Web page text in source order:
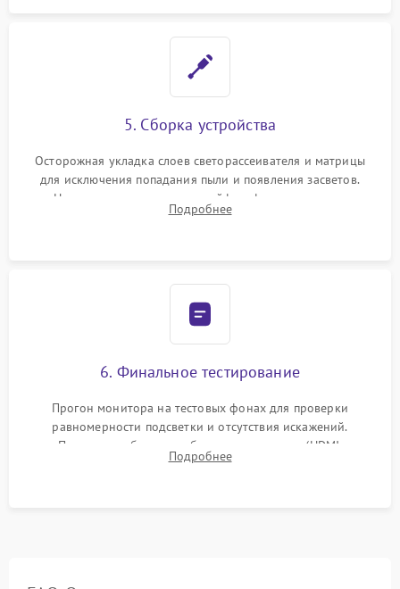
5. Сборка устройства
Осторожная укладка слоев светорассеивателя и матрицы
для исключения попадания пыли и появления засветов.
Надежное подключение шлейфов, фиксация плат и
аккуратное защелкивание пластикового корпуса монитора.
Подробнее
6. Финальное тестирование
Прогон монитора на тестовых фонах для проверки
равномерности подсветки и отсутствия искажений.
Проверка работоспособности всех портов (HDMI,
DisplayPort, VGA) и кнопок управления под нагрузкой в
Подробнее